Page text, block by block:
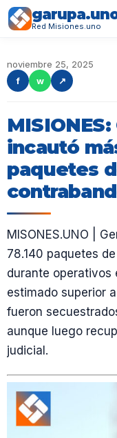
Red Misiones.uno
noviembre 25, 2025
f
w ↗
incautó
paquetes
MISONES.UNO |
78.140 paquetes
durante operativos
estimado superior
fueron
aunque luego
judicial.